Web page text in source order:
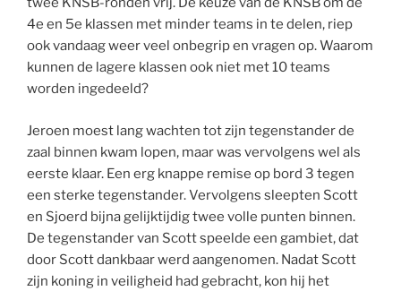
4e en 5e klassen met minder teams in te delen, riep
ook vandaag weer veel onbegrip en vragen op. Waarom
kunnen de lagere klassen ook niet met 10 teams
worden ingedeeld?
Jeroen moest lang wachten tot zijn tegenstander de
zaal binnen kwam lopen, maar was vervolgens wel als
eerste klaar. Een erg knappe remise op bord 3 tegen
een sterke tegenstander. Vervolgens sleepten Scott
en Sjoerd bijna gelijktijdig twee volle punten binnen.
De tegenstander van Scott speelde een gambiet, dat
door Scott dankbaar werd aangenomen. Nadat Scott
zijn koning in veiligheid had gebracht, kon hij het